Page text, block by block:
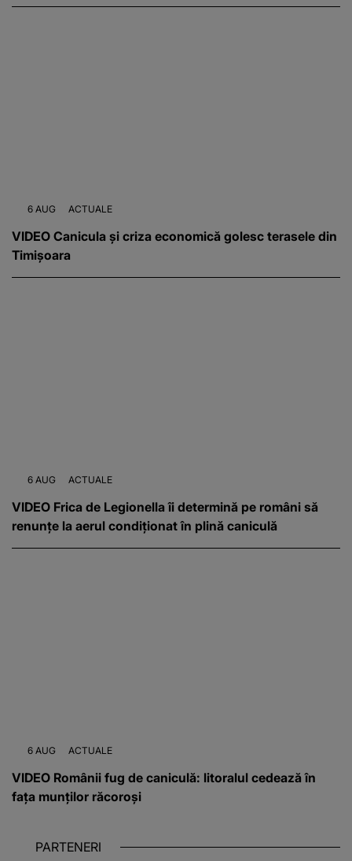
6 AUG ACTUALE
VIDEO Canicula și criza economică golesc terasele din
Timișoara
6 AUG ACTUALE
VIDEO Frica de Legionella îi determină pe români să
renunțe la aerul condiționat în plină caniculă
6 AUG ACTUALE
VIDEO Românii fug de caniculă: litoralul cedează în
fața munților răcoroși
PARTENERI